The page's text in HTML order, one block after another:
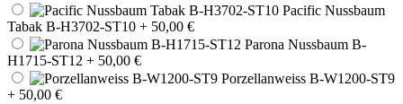
Pacific Nussbaum
Tabak B-H3702-ST10 + 50,00 €
Parona Nussbaum B-
H1715-ST12 + 50,00 €
Porzellanweiss B-W1200-ST9
+ 50,00 €